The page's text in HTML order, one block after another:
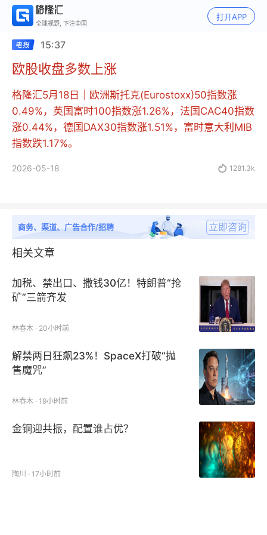
全球视野, 下注中国
打开APP
15:37
欧股收盘多数上涨
格隆汇5月18日｜欧洲斯托克(Eurostoxx)50指数涨
0.49%，英国富时100指数涨1.26%，法国CAC40指数
涨0.44%，德国DAX30指数涨1.51%，富时意大利MIB
指数跌1.17%。
2026-05-18  1281.3k
商务、渠道、广告合作/招聘 立即咨询
相关文章
加税、禁出口、撒钱30亿！特朗普“抢
矿”三箭齐发
林春木 · 20小时前
解禁两日狂飙23%！SpaceX打破“抛
售魔咒”
林春木 · 19小时前
金铜迎共振，配置谁占优？
陶川 · 17小时前